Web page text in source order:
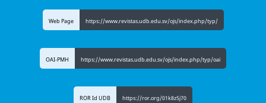
Web Page https://www.revistas.udb.edu.sv/ojs/index.php/typ/
OAI-PMH https://www.revistas.udb.edu.sv/ojs/index.php/typ/oai
ROR Id UDB https://ror.org/01k8z5j70